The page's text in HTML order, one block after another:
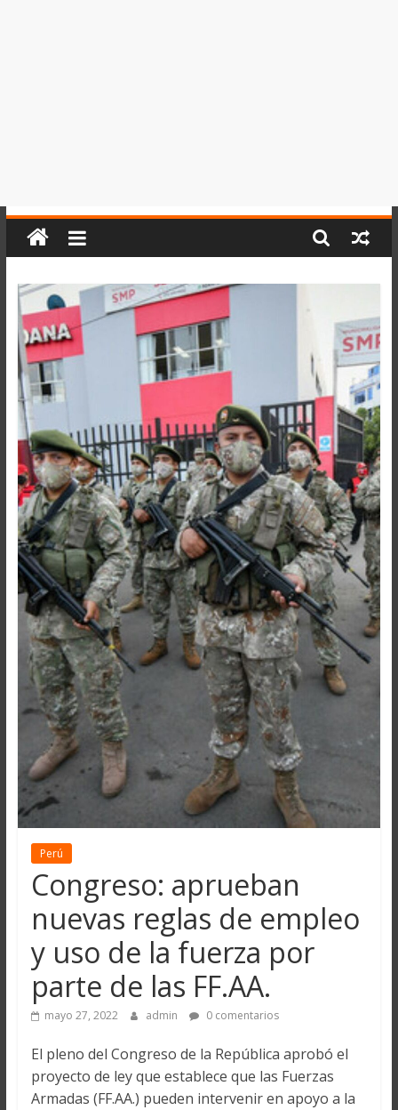
Perú
Congreso: aprueban
nuevas reglas de empleo
y uso de la fuerza por
parte de las FF.AA.
mayo 27, 2022 admin 0 comentarios
El pleno del Congreso de la República aprobó el
proyecto de ley que establece que las Fuerzas
Armadas (FF.AA.) pueden intervenir en apoyo a la